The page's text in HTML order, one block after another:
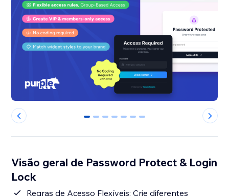
0 1 2 3 4 5 6
Visão geral de Password Protect & Login
Lock
Regras de Acesso Flexíveis: Crie diferentes